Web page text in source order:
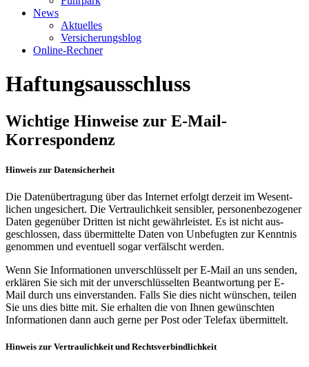
News
Aktuelles
Versicherungsblog
Online-Rechner
Haftungsausschluss
Wichtige Hinweise zur E-Mail-
Korrespondenz
Hinweis zur Datensicherheit
Die Daten­übertragung über das Internet erfolgt derzeit im Wesent­
lichen ungesichert. Die Vertraulich­keit sensibler, personen­bezogener
Daten gegen­über Dritten ist nicht gewähr­leistet. Es ist nicht aus­
geschlossen, dass über­mittelte Daten von Unbefugten zur Kenntnis
genommen und eventuell sogar verfälscht werden.
Wenn Sie Informationen unver­schlüsselt per E-Mail an uns senden,
erklären Sie sich mit der unver­schlüsselten Beant­wortung per E-
Mail durch uns einver­standen. Falls Sie dies nicht wünschen, teilen
Sie uns dies bitte mit. Sie erhalten die von Ihnen gewünschten
Informa­tionen dann auch gerne per Post oder Telefax über­mittelt.
Hinweis zur Vertraulichkeit und Rechtsverbindlichkeit